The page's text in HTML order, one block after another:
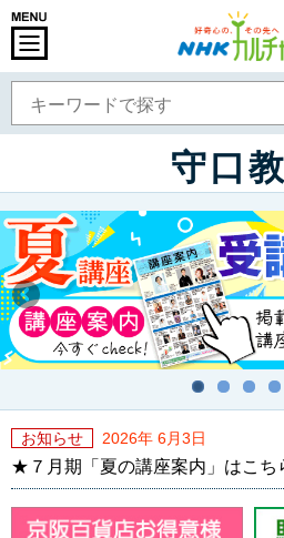
守口
お知らせ 2026年 6月3日
★７月期「夏の講座案内」はこち